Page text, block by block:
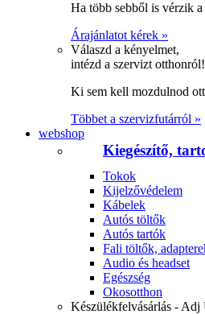
Ha több sebből is vérzik
Árajánlatot kérek »
Válaszd a kényelmet,
intézd a szervizt otthonról!
Ki sem kell mozdulnod
Többet a szervizfutárról »
webshop
Kiegészítő,
Tokok
Kijelzővédelem
Kábelek
Autós töltők
Autós tartók
Fali töltők,
Audio és headset
Egészség
Okosotthon
Készülékfelvásárlás -